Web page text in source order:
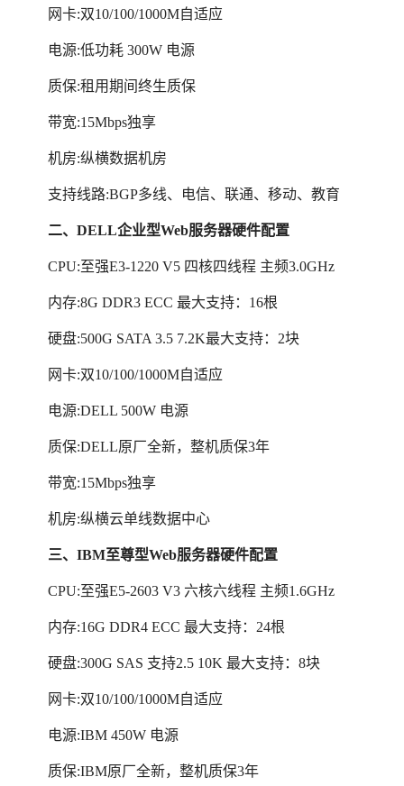
网卡:双10/100/1000M自适应
电源:低功耗 300W 电源
质保:租用期间终生质保
带宽:15Mbps独享
机房:纵横数据机房
支持线路:BGP多线、电信、联通、移动、教育
二、DELL企业型Web服务器硬件配置
CPU:至强E3-1220 V5 四核四线程 主频3.0GHz
内存:8G DDR3 ECC 最大支持：16根
硬盘:500G SATA 3.5 7.2K最大支持：2块
网卡:双10/100/1000M自适应
电源:DELL 500W 电源
质保:DELL原厂全新，整机质保3年
带宽:15Mbps独享
机房:纵横云单线数据中心
三、IBM至尊型Web服务器硬件配置
CPU:至强E5-2603 V3 六核六线程 主频1.6GHz
内存:16G DDR4 ECC 最大支持：24根
硬盘:300G SAS 支持2.5 10K 最大支持：8块
网卡:双10/100/1000M自适应
电源:IBM 450W 电源
质保:IBM原厂全新，整机质保3年